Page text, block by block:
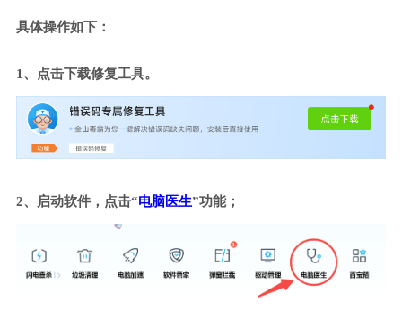
具体操作如下：
1、点击下载修复工具。
2、启动软件，点击“电脑医生”功能；